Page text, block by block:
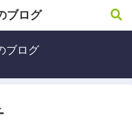
ブログ
ブログ